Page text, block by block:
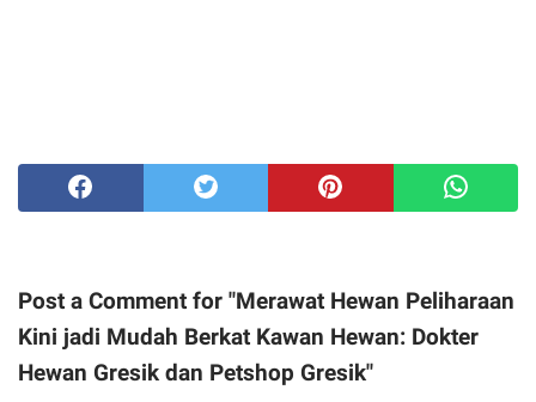
Post a Comment for "Merawat Hewan Peliharaan
Kini jadi Mudah Berkat Kawan Hewan: Dokter
Hewan Gresik dan Petshop Gresik"